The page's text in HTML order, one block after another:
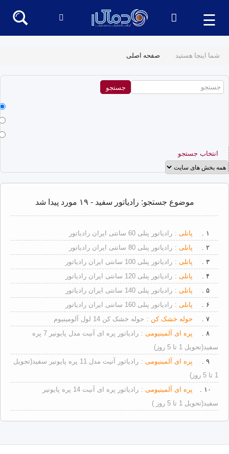
☰
شما اینجا هستید صفحه اصلی
انتخاب جستجو
موضوع جستجو: رادیاتور سفید - ۱۹ مورد پیدا شد
۱ . پانلی : رادیاتور پنلی 60 سانتی ایران رادیاتور
۲ .
پانلی : رادیاتور پنلی 80 سانتی ایران رادیاتور
۳ .
پانلی : رادیاتور پنلی 100 سانتی ایران رادیاتور
۴ .
پانلی : رادیاتور پنلی 120 سانتی ایران رادیاتور
۵ .
پانلی : رادیاتور پنلی 140 سانتی ایران رادیاتور
۶ .
پانلی : رادیاتور پنلی 160 سانتی ایران رادیاتور
۷ .
حوله خشک کن : حوله خشک کن 14 لول آلومینیوم
۸ .
پره ای آلمینیومی :
رادیاتور پره ای آنیت مدل پایونیر 7 پره
سفید(تحویل 1 تا 5 روز)
۹ .
پره ای آلمینیومی :
رادیاتور آنیت مدل 11 پره پایونیر سفید(تحویل
1 تا 5 روز)
۱۰ .
پره ای آلمینیومی :
رادیاتور پره ای آنیت 14 پره پایونیر
سفید(تحویل 1 تا 5 روز )